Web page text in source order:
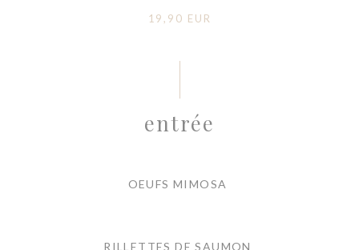
19,90 EUR
entrée
OEUFS MIMOSA
RILLETTES DE SAUMON